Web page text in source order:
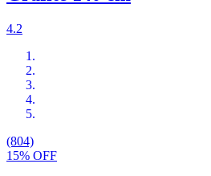
4.2
(804)
15% OFF